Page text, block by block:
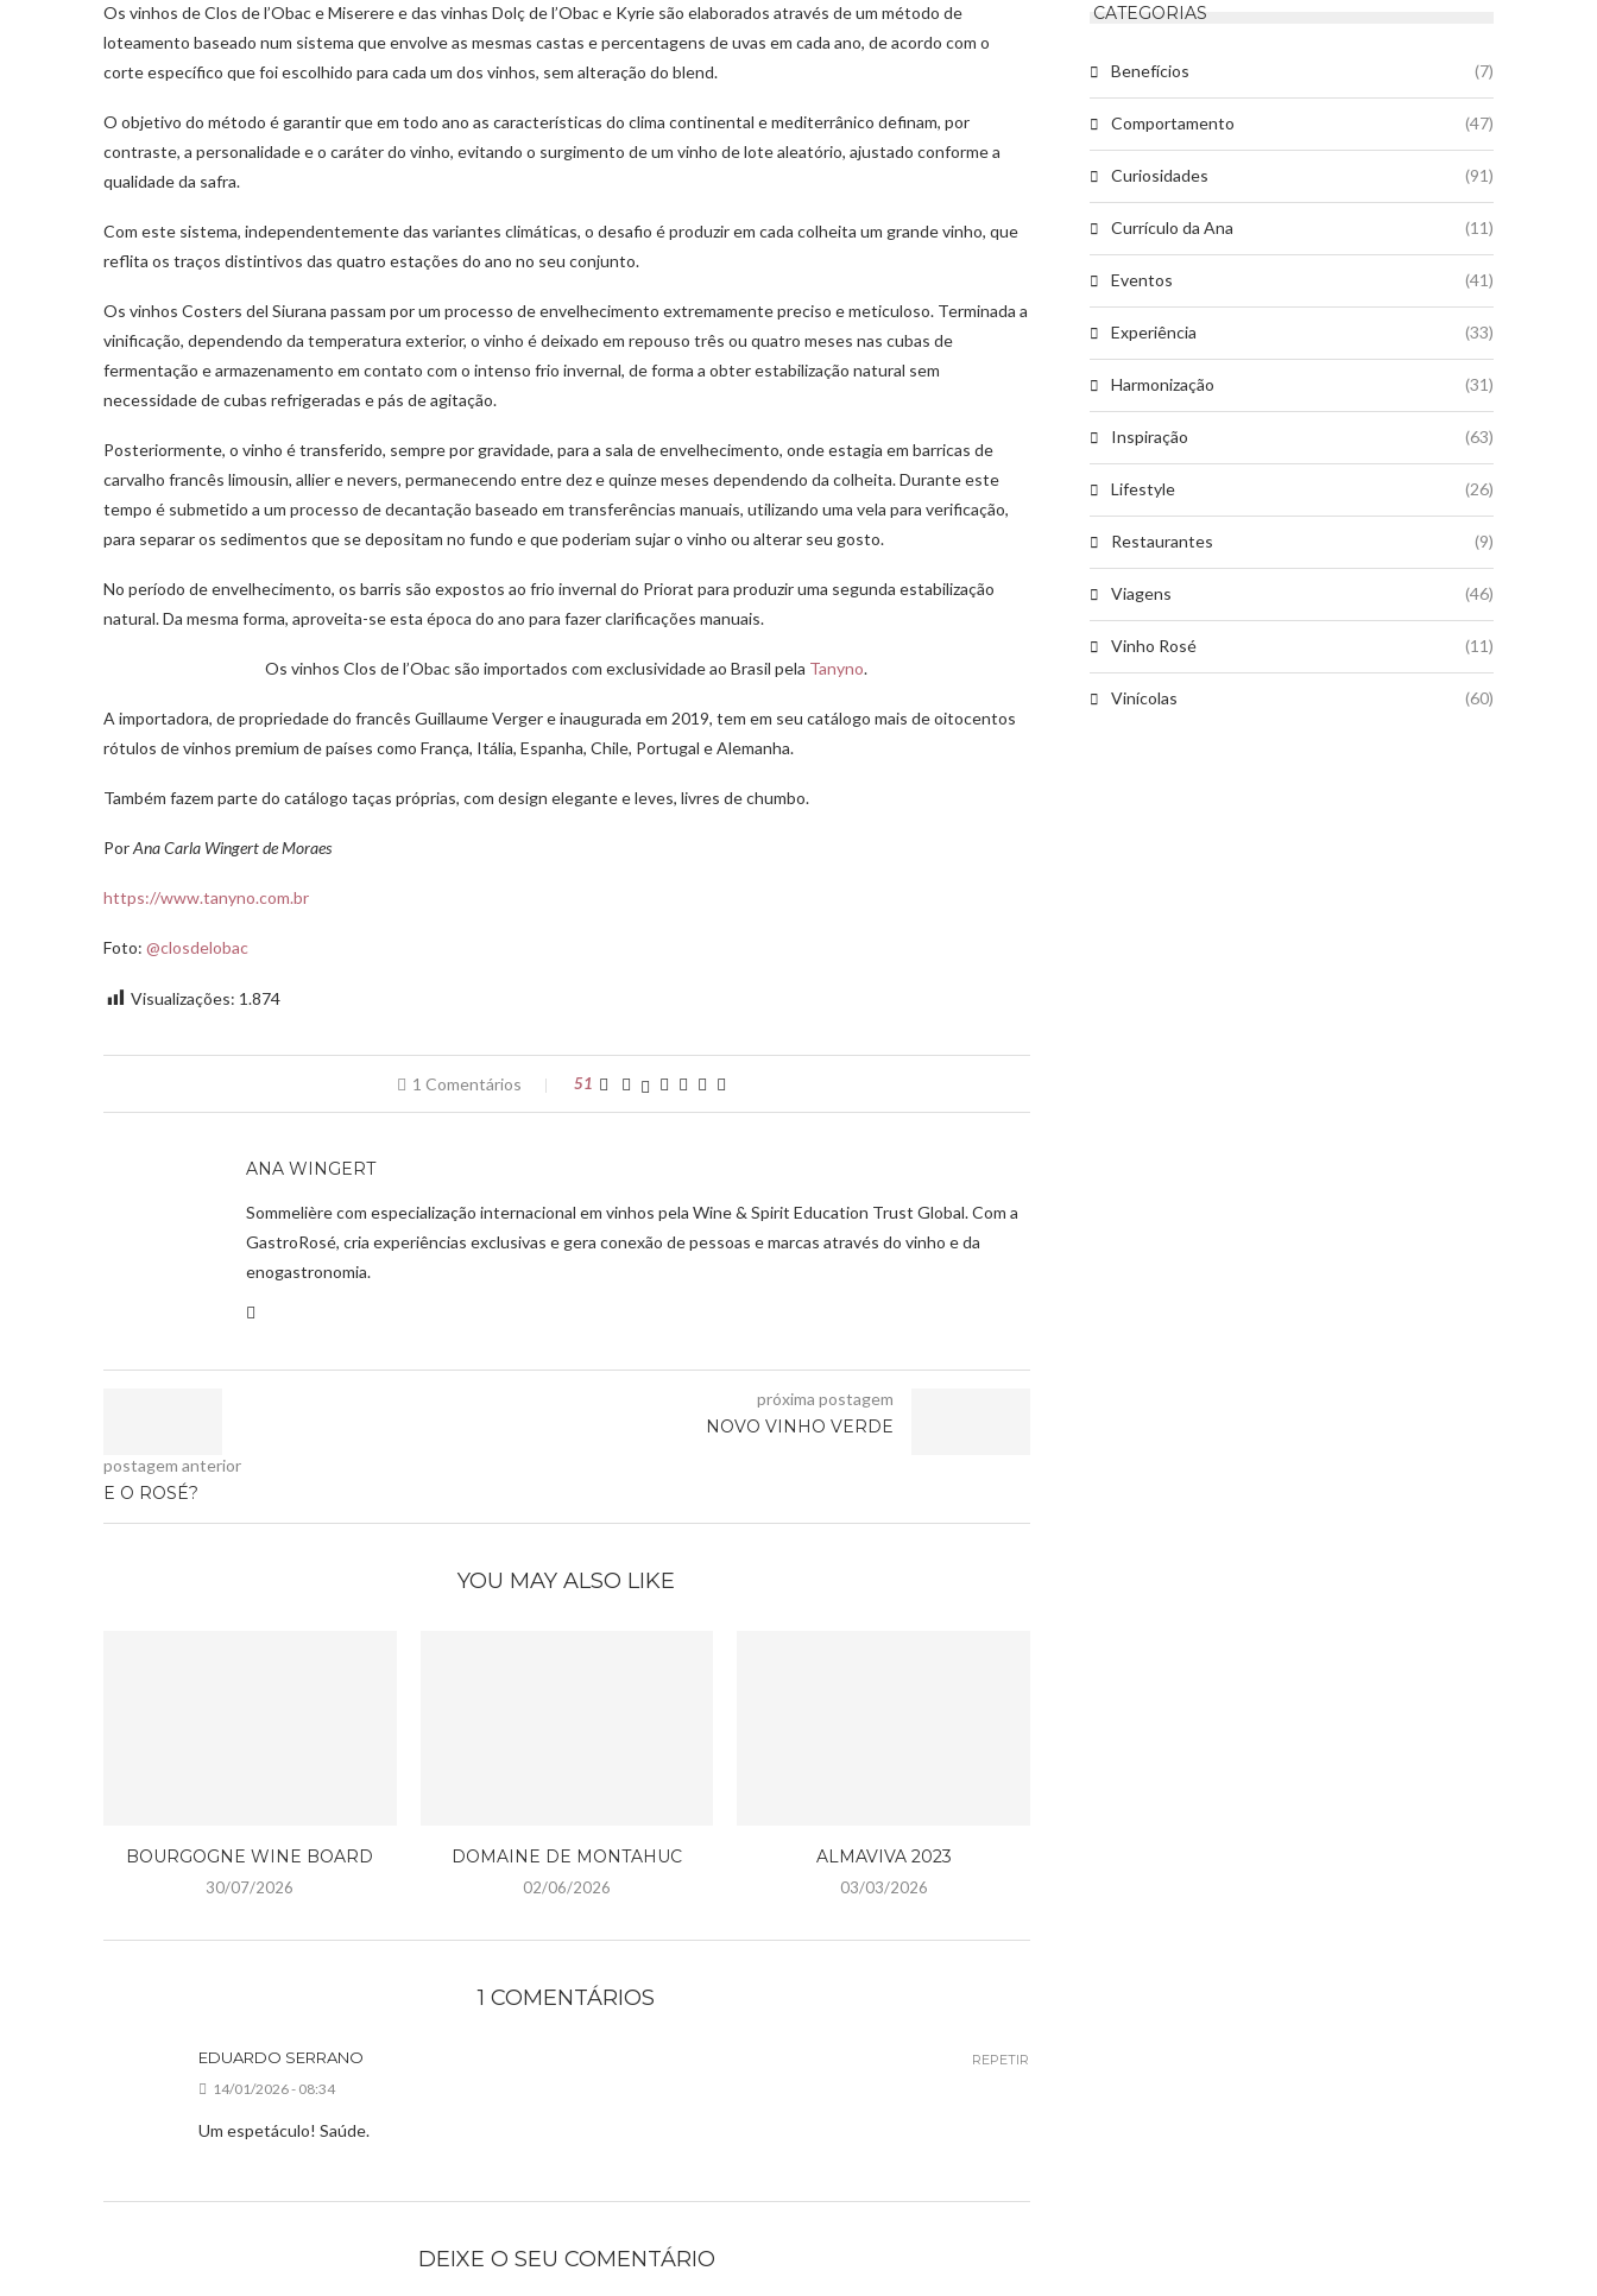
Os vinhos de Clos de l’Obac e Miserere e das vinhas Dolç de l’Obac e Kyrie são elaborados através de um método de
loteamento baseado num sistema que envolve as mesmas castas e percentagens de uvas em cada ano, de acordo com o
corte específico que foi escolhido para cada um dos vinhos, sem alteração do blend.
O objetivo do método é garantir que em todo ano as características do clima continental e mediterrânico definam, por
contraste, a personalidade e o caráter do vinho, evitando o surgimento de um vinho de lote aleatório, ajustado conforme a
qualidade da safra.
Com este sistema, independentemente das variantes climáticas, o desafio é produzir em cada colheita um grande vinho, que
reflita os traços distintivos das quatro estações do ano no seu conjunto.
Os vinhos Costers del Siurana passam por um processo de envelhecimento extremamente preciso e meticuloso. Terminada a
vinificação, dependendo da temperatura exterior, o vinho é deixado em repouso três ou quatro meses nas cubas de
fermentação e armazenamento em contato com o intenso frio invernal, de forma a obter estabilização natural sem
necessidade de cubas refrigeradas e pás de agitação.
Posteriormente, o vinho é transferido, sempre por gravidade, para a sala de envelhecimento, onde estagia em barricas de
carvalho francês limousin, allier e nevers, permanecendo entre dez e quinze meses dependendo da colheita. Durante este
tempo é submetido a um processo de decantação baseado em transferências manuais, utilizando uma vela para verificação,
para separar os sedimentos que se depositam no fundo e que poderiam sujar o vinho ou alterar seu gosto.
No período de envelhecimento, os barris são expostos ao frio invernal do Priorat para produzir uma segunda estabilização
natural. Da mesma forma, aproveita-se esta época do ano para fazer clarificações manuais.
Os vinhos Clos de l’Obac são importados com exclusividade ao Brasil pela Tanyno.
A importadora, de propriedade do francês Guillaume Verger e inaugurada em 2019, tem em seu catálogo mais de oitocentos
rótulos de vinhos premium de países como França, Itália, Espanha, Chile, Portugal e Alemanha.
Também fazem parte do catálogo taças próprias, com design elegante e leves, livres de chumbo.
PorAna Carla Wingert de Moraes
https://www.tanyno.com.br
Foto: @closdelobac
Visualizações: 1.874
1 Comentários 51
ANA WINGERT
Sommelière com especialização internacional em vinhos pela Wine & Spirit Education Trust Global. Com a
GastroRosé, cria experiências exclusivas e gera conexão de pessoas e marcas através do vinho e da
enogastronomia.
postagem anterior
E O ROSÉ?
próxima postagem
NOVO VINHO VERDE
YOU MAY ALSO LIKE
BOURGOGNE WINE BOARD
30/07/2026
DOMAINE DE MONTAHUC
02/06/2026
ALMAVIVA 2023
03/03/2026
1 COMENTÁRIOS
EDUARDO SERRANO
14/01/2026 - 08:34
Um espetáculo! Saúde.
REPETIR
DEIXE O SEU COMENTÁRIO
CATEGORIAS
Benefícios (7)
Comportamento (47)
Curiosidades (91)
Currículo da Ana (11)
Eventos (41)
Experiência (33)
Harmonização (31)
Inspiração (63)
Lifestyle (26)
Restaurantes (9)
Viagens (46)
Vinho Rosé (11)
Vinícolas (60)